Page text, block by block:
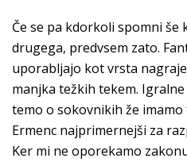
Če se pa kdorkoli spomni
drugega, predvsem zato.
uporabljajo kot vrsta
manjka težkih tekem.
temo o sokovnikih že imamo
Ermenc najprimernejši za
Ker mi ne oporekamo